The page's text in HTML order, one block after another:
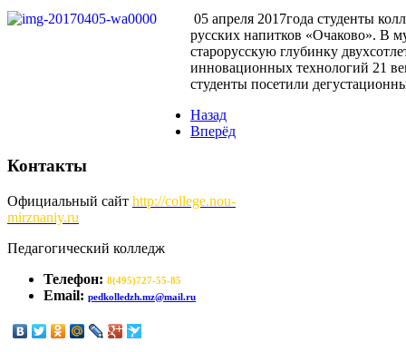
05 апреля 2017года студенты
русских напитков «Очаково». В
старорусскую глубинку
инновационных технологий 21
студенты посетили
Назад
Вперёд
Контакты
Официальный сайт http://college.nou-
mirznaniy.ru
Педагогический колледж
Телефон: 8(495)727-55-85
Email: pedkolledzh.mz@mail.ru